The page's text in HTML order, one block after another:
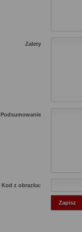
Zalety
Podsumowanie
Kod z obrazka: